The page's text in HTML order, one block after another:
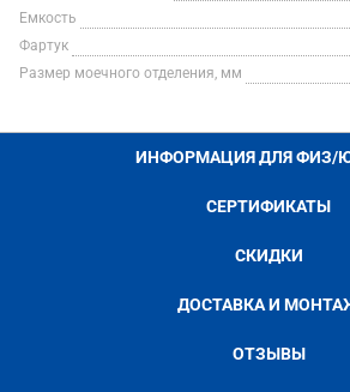
Емкость
Фартук
Размер моечного отделения, мм
ИНФОРМАЦИЯ ДЛЯ ФИЗ/
СЕРТИФИКАТЫ
СКИДКИ
ДОСТАВКА И
ОТЗЫВЫ